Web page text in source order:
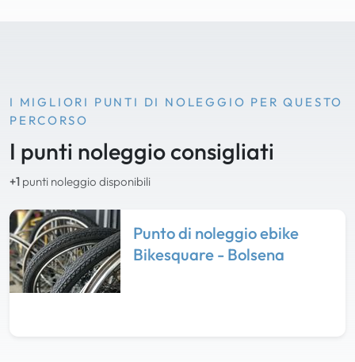
I MIGLIORI PUNTI DI NOLEGGIO PER QUESTO
PERCORSO
I punti noleggio consigliati
+1 punti noleggio disponibili
Punto di noleggio ebike
Bikesquare - Bolsena